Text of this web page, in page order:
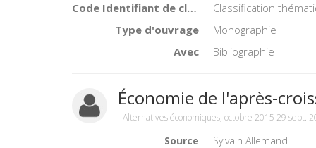
Code Identifiant de classement sujet
Classification
Type d'ouvrage
Monographie
Avec
Bibliographie
Économie de l'après-
- Alternatives économiques, octobre 2015 29 sept.
Source Sylvain Allemand